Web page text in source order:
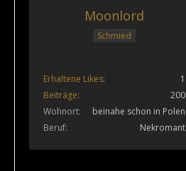
Moonlord
Schmied
Erhaltene Likes
1
Beiträge
200
Wohnort
beinahe schon in Polen
Beruf
Nekromant